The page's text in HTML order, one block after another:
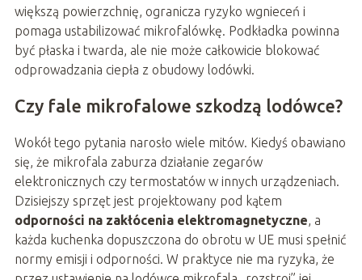
większą powierzchnię, ogranicza ryzyko wgnieceń i
pomaga ustabilizować mikrofalówkę. Podkładka powinna
być płaska i twarda, ale nie może całkowicie blokować
odprowadzania ciepła z obudowy lodówki.
Czy fale mikrofalowe szkodzą lodówce?
Wokół tego pytania narosło wiele mitów. Kiedyś obawiano
się, że mikrofala zaburza działanie zegarów
elektronicznych czy termostatów w innych urządzeniach.
Dzisiejszy sprzęt jest projektowany pod kątem
odporności na zakłócenia elektromagnetyczne, a
każda kuchenka dopuszczona do obrotu w UE musi spełnić
normy emisji i odporności. W praktyce nie ma ryzyka, że